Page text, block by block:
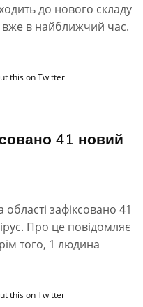
до нового складу
вже в найближчий час.
41 новий
зафіксовано 41
Про це повідомляє
того, 1 людина